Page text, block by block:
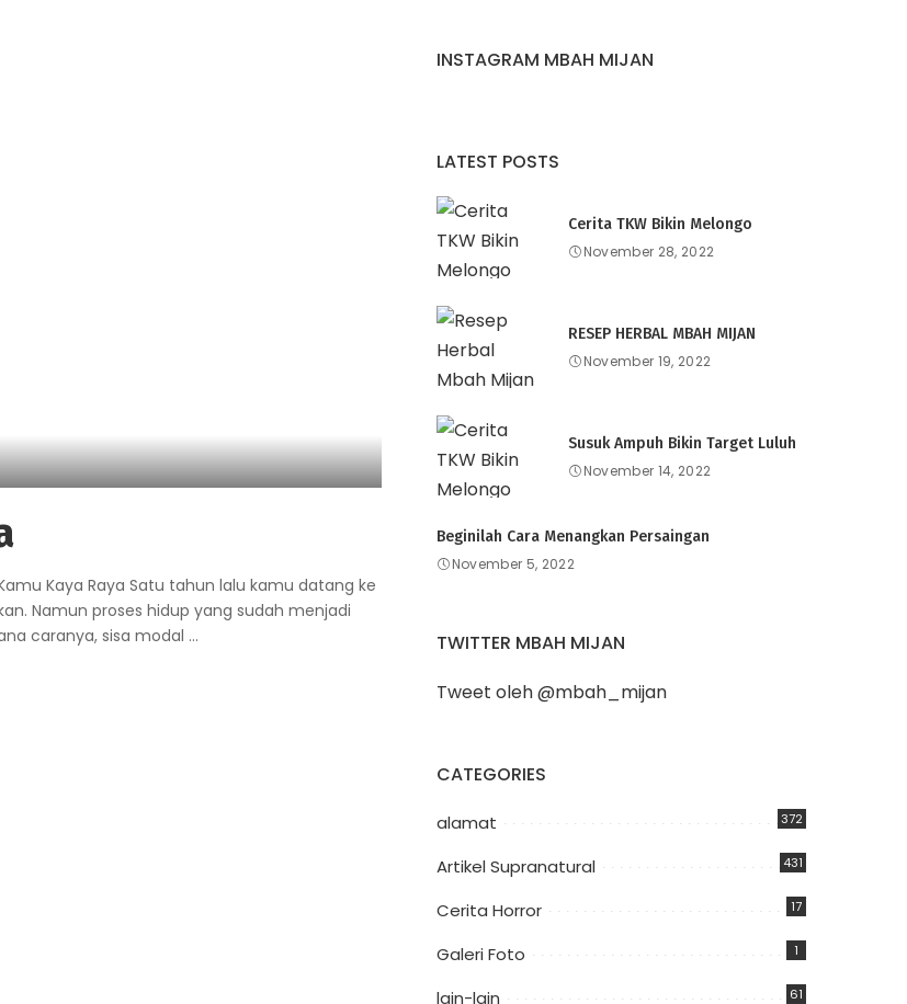
Kaya Raya Satu tahun lalu kamu datang ke
Namun proses hidup yang sudah menjadi
caranya, sisa modal ...
INSTAGRAM MBAH MIJAN
LATEST POSTS
Cerita TKW Bikin Melongo
November 28, 2022
RESEP HERBAL MBAH MIJAN
November 19, 2022
Susuk Ampuh Bikin Target Luluh
November 14, 2022
Beginilah Cara Menangkan Persaingan
November 5, 2022
TWITTER MBAH MIJAN
Tweet oleh @mbah_mijan
CATEGORIES
alamat 372
Artikel Supranatural 431
Cerita Horror 17
Galeri Foto 1
lain-lain 61